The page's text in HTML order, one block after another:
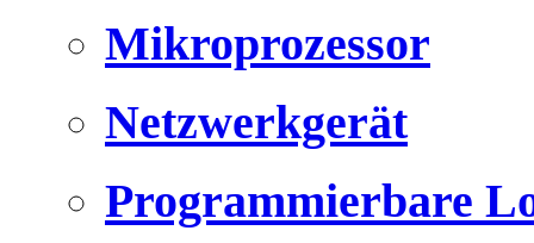
Mikroprozessor
Netzwerkgerät
Programmierbare